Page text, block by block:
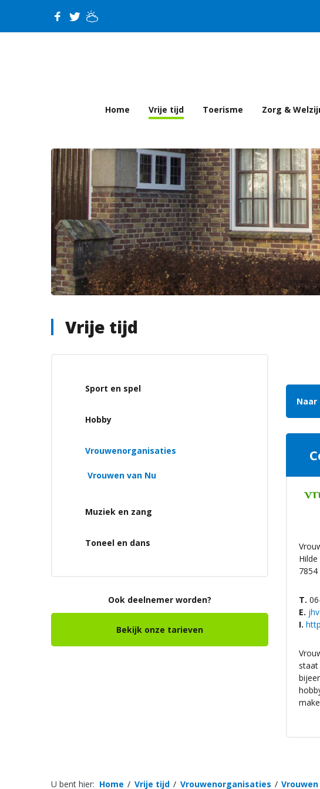
Home Vrije tijd Toerisme Zorg &
Vrije tijd
Sport en spel
Hobby
Vrouwenorganisaties
Vrouwen van Nu
Muziek en zang
Toneel en dans
Ook deelnemer worden?
Bekijk onze tarieven
Hilde
7854
T.
E.
I.
U bent hier: Home Vrije tijd Vrouwenorganisaties